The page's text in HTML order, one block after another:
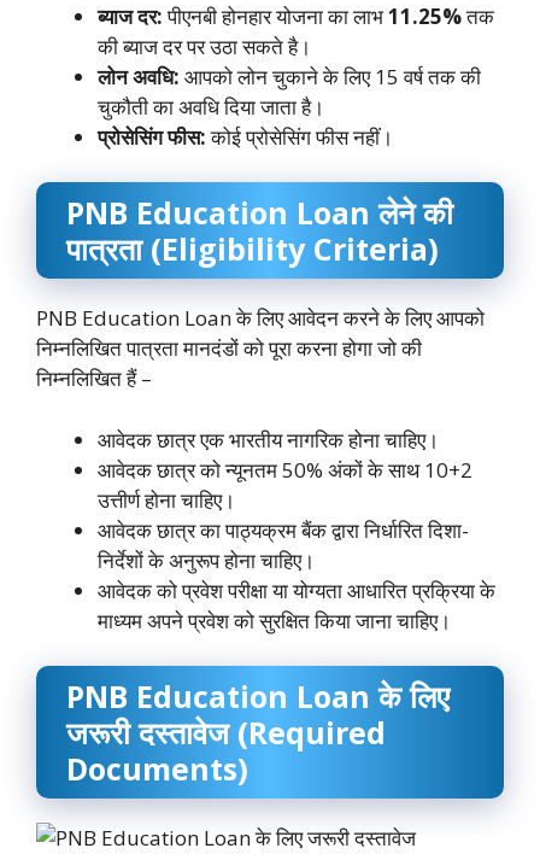
ब्याज दर:पीएनबी होनहार योजना का लाभ11.25%तक
की ब्याज दर पर उठा सकते है।
लोन अवधि: आपको लोन चुकाने के लिए 15 वर्ष तक की
चुकौती का अवधि दिया जाता है।
प्रोसेसिंग फीस:कोई प्रोसेसिंग फीस नहीं।
PNB Education Loan लेने की
पात्रता (Eligibility Criteria)
PNB Education Loan के लिए आवेदन करने के लिए आपको
निम्नलिखित पात्रता मानदंडों को पूरा करना होगा जो की
निम्नलिखित हैं –
आवेदक छात्र एक भारतीय नागरिक होना चाहिए।
आवेदक छात्र को न्यूनतम 50% अंकों के साथ 10+2
उत्तीर्ण होना चाहिए।
आवेदक छात्र का पाठ्यक्रम बैंक द्वारा निर्धारित दिशा-
निर्देशों के अनुरूप होना चाहिए।
आवेदक को प्रवेश परीक्षा या योग्यता आधारित प्रक्रिया के
माध्यम अपने प्रवेश को सुरक्षित किया जाना चाहिए।
PNB Education Loan के लिए
जरूरी दस्तावेज (Required
Documents)